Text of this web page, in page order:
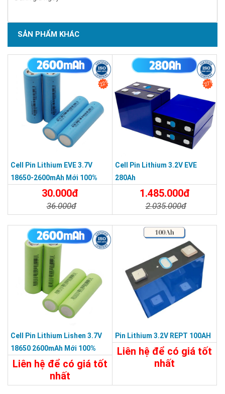
SẢN PHẨM KHÁC
22%
Cell Pin Lithium EVE 3.7V
18650-2600mAh Mới 100%
30.000đ
36.000đ
27%
Cell Pin Lithium 3.2V EVE
280Ah
1.485.000đ
2.035.000đ
Cell Pin Lithium Lishen 3.7V
18650 2600mAh Mới 100%
Liên hệ để có giá tốt
nhất
Pin Lithium 3.2V REPT 100AH
Liên hệ để có giá tốt
nhất